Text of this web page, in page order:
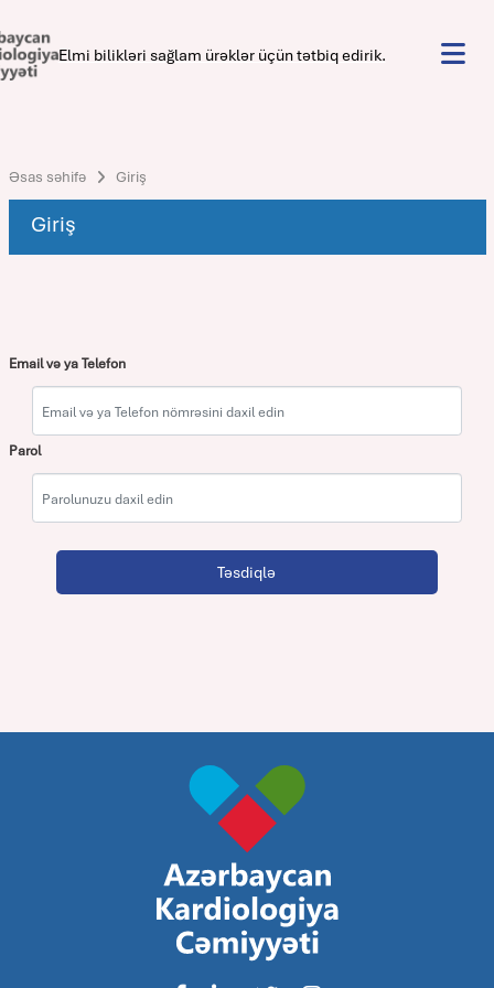
Elmi bilikləri sağlam ürəklər üçün tətbiq edirik.
Əsas səhifə Giriş
Giriş
Email və ya Telefon
Parol